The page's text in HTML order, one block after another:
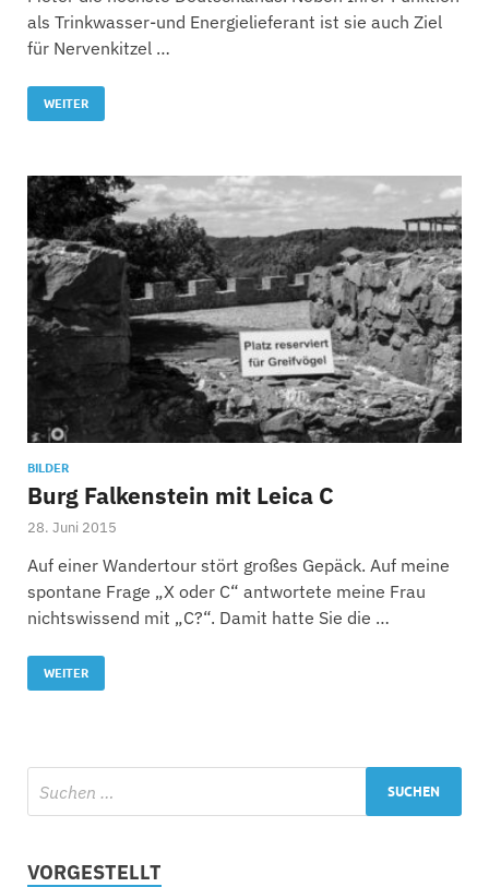
als Trinkwasser-und Energielieferant ist sie auch Ziel
für Nervenkitzel …
WEITER
BILDER
Burg Falkenstein mit Leica C
28. Juni 2015
Auf einer Wandertour stört großes Gepäck. Auf meine
spontane Frage „X oder C“ antwortete meine Frau
nichtswissend mit „C?“. Damit hatte Sie die …
WEITER
VORGESTELLT